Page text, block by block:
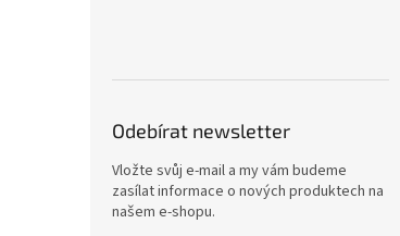
Odebírat newsletter
Vložte svůj e-mail a my vám budeme
zasílat informace o nových produktech na
našem e-shopu.